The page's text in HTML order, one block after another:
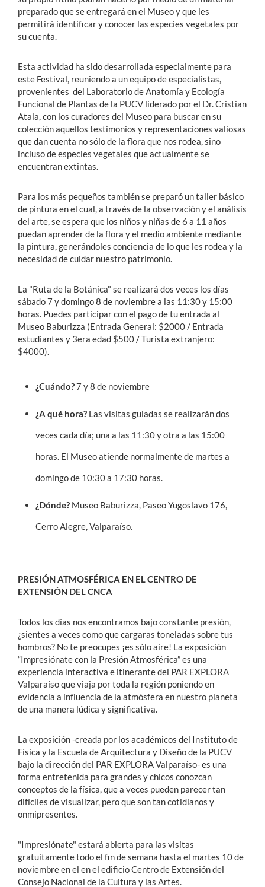
preparado que se entregará en el Museo y que les
permitirá identificar y conocer las especies vegetales por
su cuenta.
Esta actividad ha sido desarrollada especialmente para
este Festival, reuniendo a un equipo de especialistas,
provenientes del Laboratorio de Anatomía y Ecología
Funcional de Plantas de la PUCV liderado por el Dr. Cristian
Atala, con los curadores del Museo para buscar en su
colección aquellos testimonios y representaciones valiosas
que dan cuenta no sólo de la flora que nos rodea, sino
incluso de especies vegetales que actualmente se
encuentran extintas.
Para los más pequeños también se preparó un taller básico
de pintura en el cual, a través de la observación y el análisis
del arte, se espera que los niños y niñas de 6 a 11 años
puedan aprender de la flora y el medio ambiente mediante
la pintura, generándoles conciencia de lo que les rodea y la
necesidad de cuidar nuestro patrimonio.
La "Ruta de la Botánica" se realizará dos veces los días
sábado 7 y domingo 8 de noviembre a las 11:30 y 15:00
horas. Puedes participar con el pago de tu entrada al
Museo Baburizza (Entrada General: $2000 / Entrada
estudiantes y 3era edad $500 / Turista extranjero:
$4000).
¿Cuándo?7 y 8 de noviembre
¿A qué hora? Las visitas guiadas se realizarán dos
veces cada día; una a las 11:30 y otra a las 15:00
horas. El Museo atiende normalmente de martes a
domingo de 10:30 a 17:30 horas.
¿Dónde? Museo Baburizza, Paseo Yugoslavo 176,
Cerro Alegre, Valparaíso.
PRESIÓN ATMOSFÉRICA EN EL CENTRO DE
EXTENSIÓN DEL CNCA
Todos los días nos encontramos bajo constante presión,
¿sientes a veces como que cargaras toneladas sobre tus
hombros? No te preocupes ¡es sólo aire! La exposición
“Impresiónate con la Presión Atmosférica” es una
experiencia interactiva e itinerante del PAR EXPLORA
Valparaíso que viaja por toda la región poniendo en
evidencia a influencia de la atmósfera en nuestro planeta
de una manera lúdica y significativa.
La exposición -creada por los académicos del Instituto de
Física y la Escuela de Arquitectura y Diseño de la PUCV
bajo la dirección del PAR EXPLORA Valparaíso- es una
forma entretenida para grandes y chicos conozcan
conceptos de la física, que a veces pueden parecer tan
difíciles de visualizar, pero que son tan cotidianos y
onmipresentes.
"Impresiónate" estará abierta para las visitas
gratuitamente todo el fin de semana hasta el martes 10 de
noviembre en el en el edificio Centro de Extensión del
Consejo Nacional de la Cultura y las Artes.